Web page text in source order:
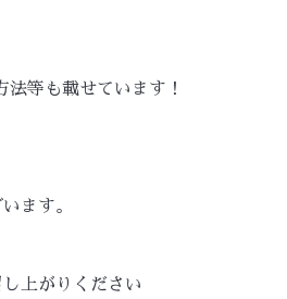
等も載せています！
ます。
上がりください